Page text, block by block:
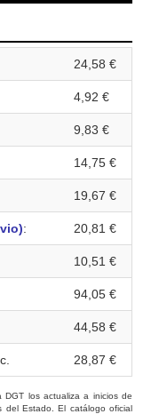
24,58 €
4,92 €
9,83 €
14,75 €
19,67 €
: 20,81 €
10,51 €
94,05 €
44,58 €
28,87 €
DGT los actualiza a inicios de
del Estado. El catálogo oficial